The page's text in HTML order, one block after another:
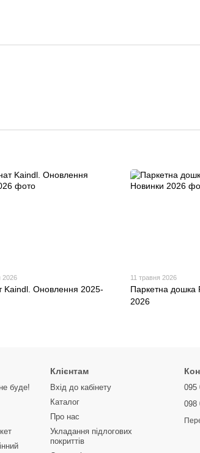
2026
Kaindl. Оновлення 2025-
11 травня 2026
Паркетна дошка
2026
буде!
Клієнтам
Вхід до кабінету
Каталог
Про нас
Укладання підлогових
покриттів
095
098